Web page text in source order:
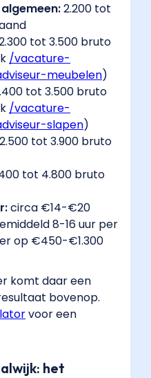
2.200 tot
tot 3.500 bruto
/vacature-
meubelen​)
tot 3.500 bruto
/vacature-
slapen​)
2.500 tot 3.900 bruto
tot 4.800 bruto
circa €14-€20
8-16 uur per
op €450-€1.300
komt daar een
bovenop.
​ voor een
het